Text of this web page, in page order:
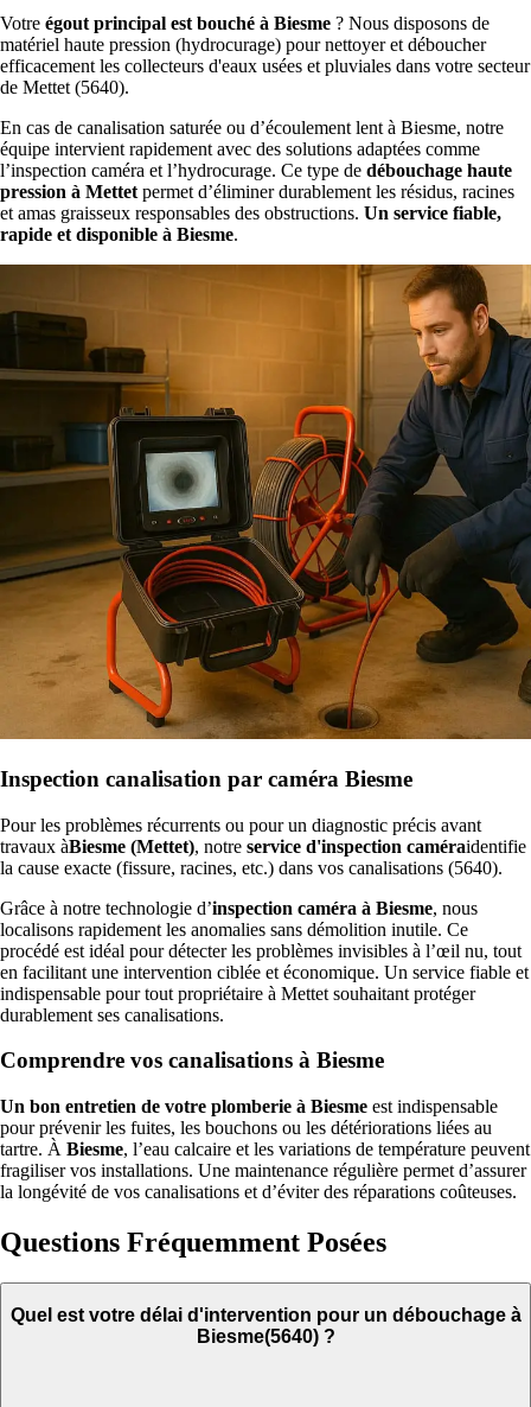
Votre égout principal est bouché à Biesme ? Nous disposons de
matériel haute pression (hydrocurage) pour nettoyer et déboucher
efficacement les collecteurs d'eaux usées et pluviales dans votre secteur
de Mettet (5640).
En cas de canalisation saturée ou d’écoulement lent à Biesme, notre
équipe intervient rapidement avec des solutions adaptées comme
l’inspection caméra et l’hydrocurage. Ce type de débouchage haute
pression à Mettet permet d’éliminer durablement les résidus, racines
et amas graisseux responsables des obstructions. Un service fiable,
rapide et disponible à Biesme.
Inspection canalisation par caméra Biesme
Pour les problèmes récurrents ou pour un diagnostic précis avant
travaux àBiesme (Mettet), notre service d'inspection caméraidentifie
la cause exacte (fissure, racines, etc.) dans vos canalisations (5640).
Grâce à notre technologie d’inspection caméra à Biesme, nous
localisons rapidement les anomalies sans démolition inutile. Ce
procédé est idéal pour détecter les problèmes invisibles à l’œil nu, tout
en facilitant une intervention ciblée et économique. Un service fiable et
indispensable pour tout propriétaire à Mettet souhaitant protéger
durablement ses canalisations.
Comprendre vos canalisations à Biesme
Un bon entretien de votre plomberie à Biesme est indispensable
pour prévenir les fuites, les bouchons ou les détériorations liées au
tartre. À Biesme, l’eau calcaire et les variations de température peuvent
fragiliser vos installations. Une maintenance régulière permet d’assurer
la longévité de vos canalisations et d’éviter des réparations coûteuses.
Questions Fréquemment Posées
Quel est votre délai d'intervention pour un débouchage à
Biesme(5640) ?